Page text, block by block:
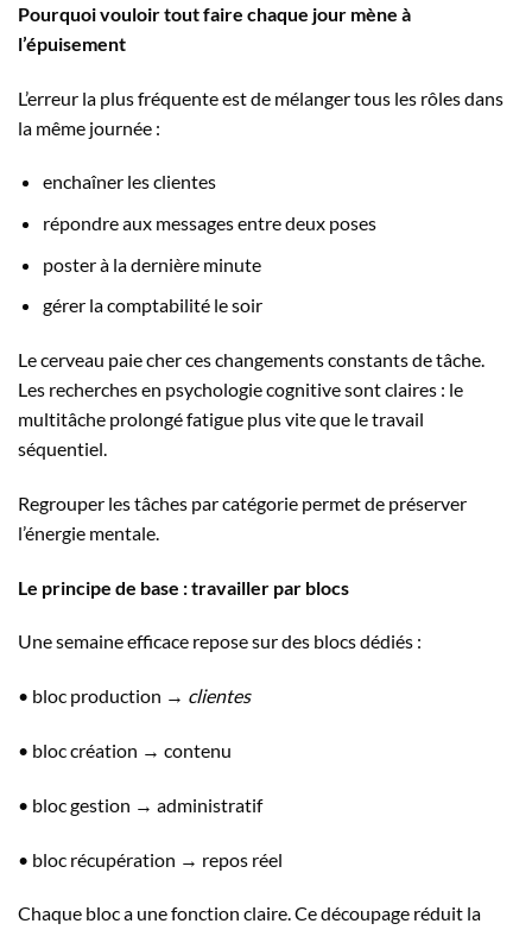
Pourquoi vouloir tout faire chaque jour mène à
l’épuisement
L’erreur la plus fréquente est de mélanger tous les rôles dans
la même journée :
enchaîner les clientes
répondre aux messages entre deux poses
poster à la dernière minute
gérer la comptabilité le soir
Le cerveau paie cher ces changements constants de tâche.
Les recherches en psychologie cognitive sont claires : le
multitâche prolongé fatigue plus vite que le travail
séquentiel.
Regrouper les tâches par catégorie permet de préserver
l’énergie mentale.
Le principe de base : travailler par blocs
Une semaine efficace repose sur des blocs dédiés :
• bloc production → clientes
• bloc création → contenu
• bloc gestion → administratif
• bloc récupération → repos réel
Chaque bloc a une fonction claire. Ce découpage réduit la